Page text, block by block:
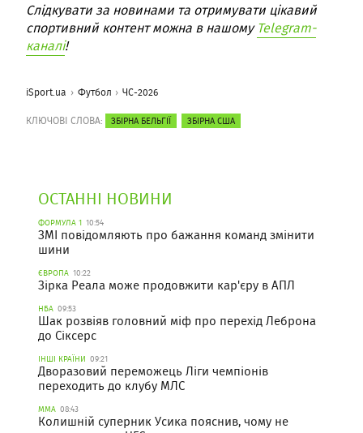
Слідкувати за новинами та отримувати цікавий
спортивний контент можна в нашомуTelegram-
каналі!
iSport.ua Футбол ЧС-2026
КЛЮЧОВІ СЛОВА: ЗБІРНА БЕЛЬГІЇ ЗБІРНА США
ОСТАННІ НОВИНИ
ФОРМУЛА 1 10:54
ЗМІ повідомляють про бажання команд змінити
шини
ЄВРОПА 10:22
Зірка Реала може продовжити кар'єру в АПЛ
НБА 09:53
Шак розвіяв головний міф про перехід Леброна
до Сіксерс
ІНШІ КРАЇНИ 09:21
Дворазовий переможець Ліги чемпіонів
переходить до клубу МЛС
ММА 08:43
Колишній суперник Усика пояснив, чому не